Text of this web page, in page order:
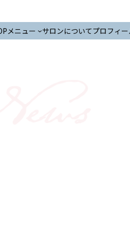
メニュー サロンについてプロフィ